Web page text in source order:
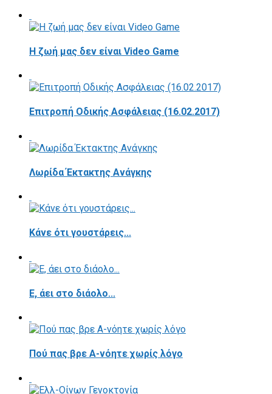
Η ζωή μας δεν είναι Video Game
Επιτροπή Οδικής Ασφάλειας (16.02.2017)
Λωρίδα Έκτακτης Ανάγκης
Κάνε ότι γουστάρεις...
E, άει στο διάολο...
Πού πας βρε Α-νόητε χωρίς λόγο